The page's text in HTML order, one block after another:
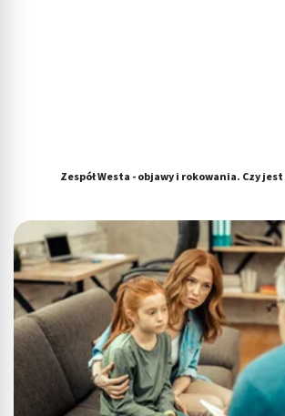
Zespół Westa - objawy i rokowania. Czy